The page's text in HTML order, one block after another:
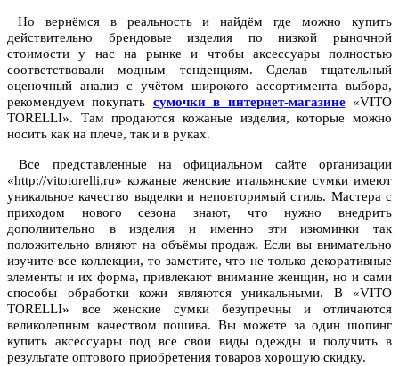
Но вернёмся в реальность и найдём где можно купить
действительно брендовые изделия по низкой рыночной
стоимости у нас на рынке и чтобы аксессуары полностью
соответствовали модным тенденциям. Сделав тщательный
оценочный анализ с учётом широкого ассортимента выбора,
рекомендуем покупать сумочки в интернет-магазине«VITO
TORELLI». Там продаются кожаные изделия, которые можно
носить как на плече, так и в руках.
Все представленные на официальном сайте организации
«http://vitotorelli.ru» кожаные женские итальянские сумки имеют
уникальное качество выделки и неповторимый стиль. Мастера с
приходом нового сезона знают, что нужно внедрить
дополнительно в изделия и именно эти изюминки так
положительно влияют на объёмы продаж. Если вы внимательно
изучите все коллекции, то заметите, что не только декоративные
элементы и их форма, привлекают внимание женщин, но и сами
способы обработки кожи являются уникальными. В «VITO
TORELLI» все женские сумки безупречны и отличаются
великолепным качеством пошива. Вы можете за один шопинг
купить аксессуары под все свои виды одежды и получить в
результате оптового приобретения товаров хорошую скидку.